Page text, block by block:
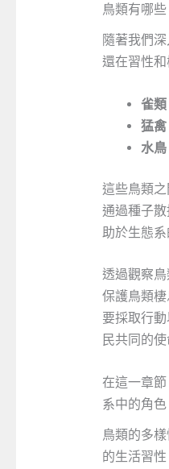
鳥類有哪
隨著我們
還在習性
雀類
猛禽
水鳥
這些鳥類
通過種子
助於生態
透過觀察
保護鳥類
要採取行
民共同的使
在這一章
系中的角色
鳥類的多
的生活習